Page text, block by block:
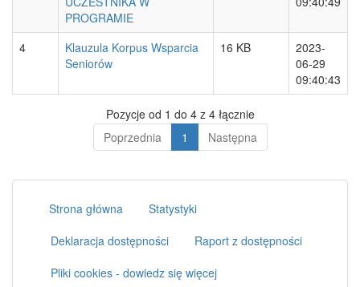
PROGRAMIE
4
Klauzula Korpus Wsparcia
Seniorów
16 KB
2023-
06-29
09:40:43
Pozycje od 1 do 4 z 4 łącznie
Poprzednia
1 Następna
Strona główna
Statystyki
Deklaracja dostępności
Raport z dostępności
Pliki cookies - dowiedz się więcej